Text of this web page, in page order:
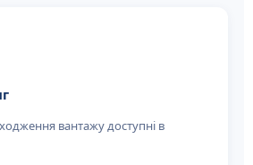
вантажу доступні в